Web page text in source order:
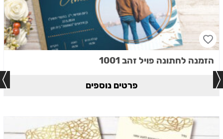
הזמנה לחתונה פויל זהב 1001
פרטים נוספים